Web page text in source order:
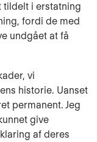
tildelt i erstatning
fordi de med
undgået at få
vi
historie. Uanset
permanent. Jeg
give
af deres